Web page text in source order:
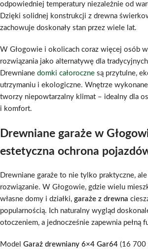
odpowiedniej temperatury niezależnie od
Dzięki solidnej konstrukcji z drewna
zachowuje doskonały stan przez wiele lat.
W Głogowie i okolicach coraz więcej osób
rozwiązania jako alternatywę dla
Drewniane domki całoroczne są przytulne,
utrzymaniu i ekologiczne. Wnętrze
tworzy niepowtarzalny klimat – idealny dla
i komfort.
Drewniane garaże w
estetyczna ochrona
Drewniane garaże to nie tylko praktyczne,
rozwiązanie. W Głogowie, gdzie wielu
własne domy i działki, garaże z drewna
popularnością. Ich naturalny wygląd
otoczeniem, a jednocześnie zapewnia pełną
Model Garaż drewniany 6×4 Gar64 (16 700